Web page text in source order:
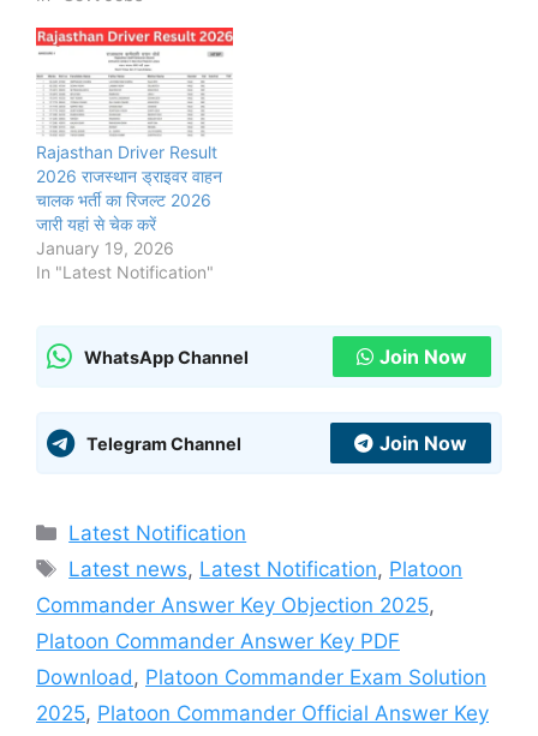
Rajasthan Driver Result
2026 राजस्थान ड्राइवर वाहन
चालक भर्ती का रिजल्ट 2026
जारी यहां से चेक करें
January 19, 2026
In "Latest Notification"
WhatsApp Channel Join Now
Telegram Channel Join Now
Categories
Latest Notification
Tags
Latest news, Latest Notification, Platoon
Commander Answer Key Objection 2025,
Platoon Commander Answer Key PDF
Download, Platoon Commander Exam Solution
2025, Platoon Commander Official Answer Key